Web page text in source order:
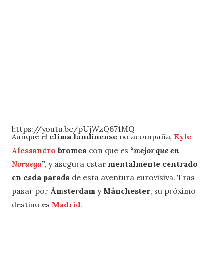
https://youtu.be/pUjWzQ671MQ
Aunque el clima londinense no acompaña, Kyle
Alessandro bromea con que es “mejor que en
Noruega”, y asegura estar mentalmente centrado
en cada parada de esta aventura eurovisiva. Tras
pasar por Ámsterdam y Mánchester, su próximo
destino es Madrid.